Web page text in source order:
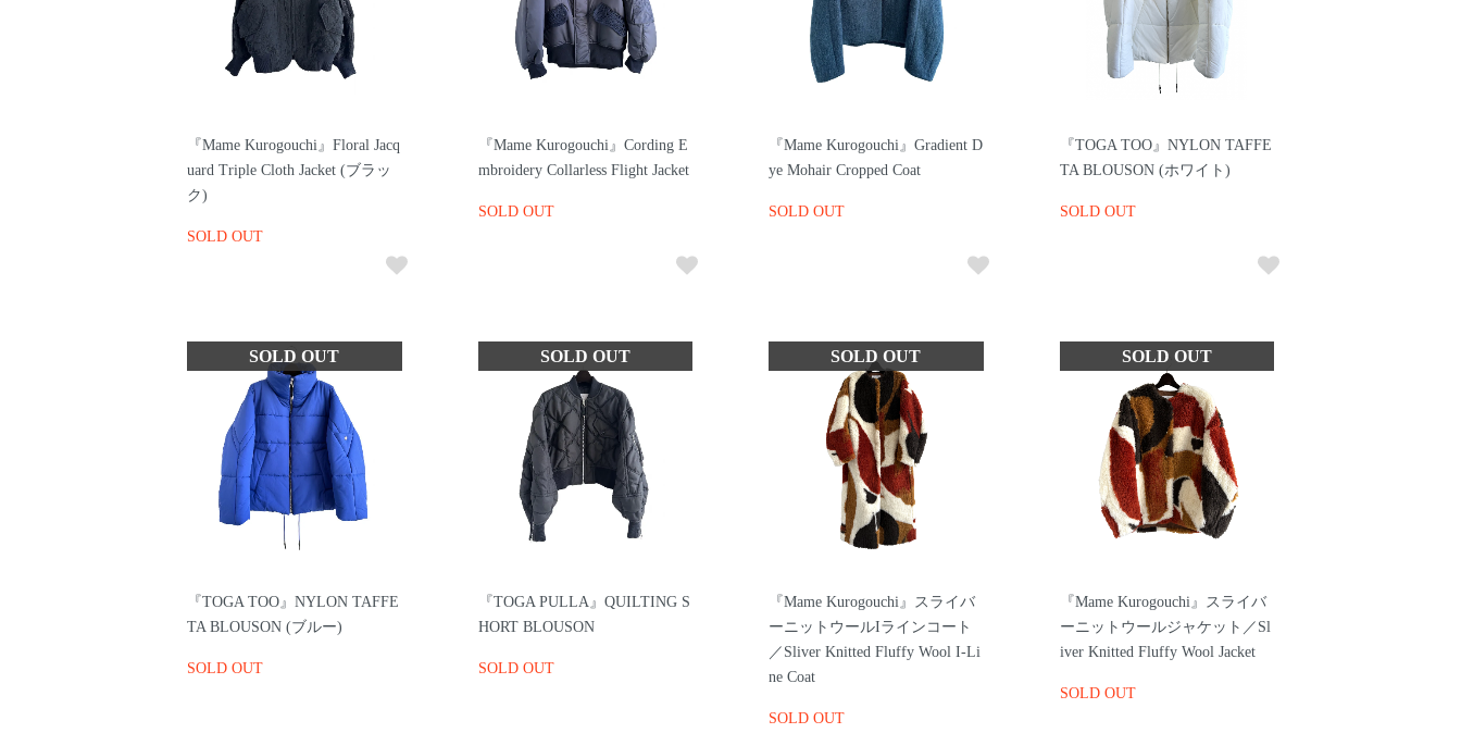
『Mame Kurogouchi』Floral Jacq
uard Triple Cloth Jacket (ブラッ
ク)
SOLD OUT
『Mame Kurogouchi』Cording E
mbroidery Collarless Flight Jacket
SOLD OUT
『Mame Kurogouchi』Gradient D
ye Mohair Cropped Coat
SOLD OUT
『TOGA TOO』NYLON TAFFE
TA BLOUSON (ホワイト)
SOLD OUT
『TOGA TOO』NYLON TAFFE
TA BLOUSON (ブルー)
SOLD OUT
『TOGA PULLA』QUILTING S
HORT BLOUSON
SOLD OUT
『Mame Kurogouchi』スライバ
ーニットウールIラインコート
／Sliver Knitted Fluffy Wool I-Li
ne Coat
SOLD OUT
『Mame Kurogouchi』スライバ
ーニットウールジャケット／Sl
iver Knitted Fluffy Wool Jacket
SOLD OUT